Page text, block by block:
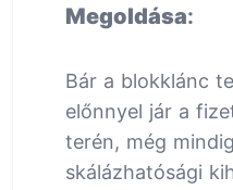
Megoldása:
Bár a blokklánc
előnnyel jár a
terén, még
skálázhatósági